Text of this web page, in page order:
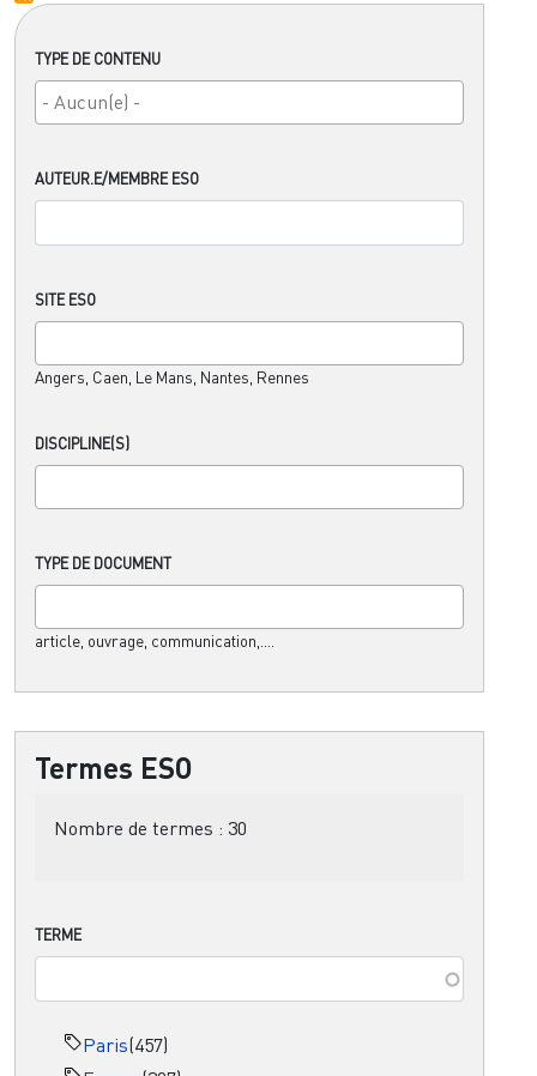
TYPE DE CONTENU
AUTEUR.E/MEMBRE ESO
SITE ESO
Angers, Caen, Le Mans, Nantes, Rennes
DISCIPLINE(S)
TYPE DE DOCUMENT
article, ouvrage, communication,....
Termes ESO
Nombre de termes : 30
TERME
Paris(457)